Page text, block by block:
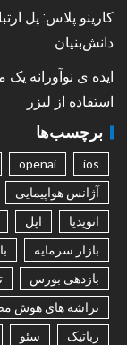
کارینو پلاس: پل
دانش‌بنیان
ایده ی نوآورانه
استفاده از لیزر
برچسب‌ها
ios
openai
آژانس هواپیمایی
انویدیا
اپل
بازار سرمایه
بازدهی بورس
تراشه های هوش
رباتیک
سئو